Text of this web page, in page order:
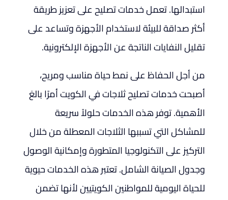
استبدالها. تعمل خدمات تصليح على تعزيز طريقة
أكثر صداقة للبيئة لاستخدام الأجهزة وتساعد على
تقليل النفايات الناتجة عن الأجهزة الإلكترونية.
من أجل الحفاظ على نمط حياة مناسب ومريح،
أصبحت خدمات تصليح ثلاجات في الكويت أمرًا بالغ
الأهمية. توفر هذه الخدمات حلولاً سريعة
للمشاكل التي تسببها الثلاجات المعطلة من خلال
التركيز على التكنولوجيا المتطورة وإمكانية الوصول
وجدول الصيانة الشامل. تعتبر هذه الخدمات حيوية
للحياة اليومية للمواطنين الكويتيين لأنها تضمن